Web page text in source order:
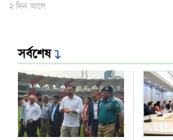
২ দিন আগে
সর্বশেষ